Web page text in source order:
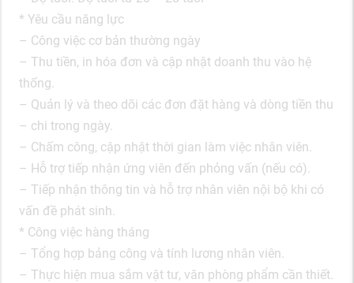
* Yêu cầu năng lực
– Công việc cơ bản thường ngày
– Thu tiền, in hóa đơn và cập nhật doanh thu vào hệ
thống.
– Quản lý và theo dõi các đơn đặt hàng và dòng tiền thu
– chi trong ngày.
– Chấm công, cập nhật thời gian làm việc nhân viên.
– Hỗ trợ tiếp nhận ứng viên đến phỏng vấn (nếu có).
– Tiếp nhận thông tin và hỗ trợ nhân viên nội bộ khi có
vấn đề phát sinh.
* Công việc hàng tháng
– Tổng hợp bảng công và tính lương nhân viên.
– Thực hiện mua sắm vật tư, văn phòng phẩm cần thiết.